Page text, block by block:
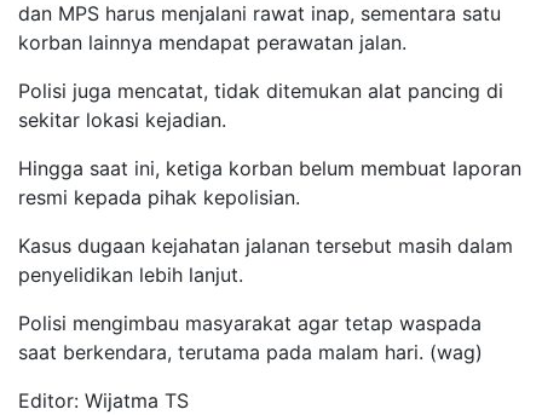
dan MPS harus menjalani rawat inap, sementara satu
korban lainnya mendapat perawatan jalan.
Polisi juga mencatat, tidak ditemukan alat pancing di
sekitar lokasi kejadian.
Hingga saat ini, ketiga korban belum membuat laporan
resmi kepada pihak kepolisian.
Kasus dugaan kejahatan jalanan tersebut masih dalam
penyelidikan lebih lanjut.
Polisi mengimbau masyarakat agar tetap waspada
saat berkendara, terutama pada malam hari. (wag)
Editor: Wijatma TS